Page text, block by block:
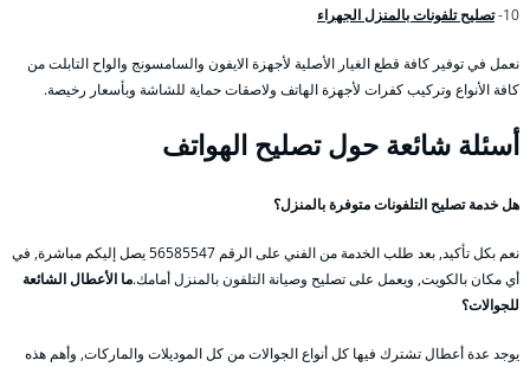
10- تصليح تلفونات بالمنزل الجهراء
نعمل في توفير كافة قطع الغيار الأصلية لأجهزة الايفون والسامسونج والواح التابلت من
كافة الأنواع وتركيب كفرات لأجهزة الهاتف ولاصقات حماية للشاشة وبأسعار رخيصة.
أسئلة شائعة حول تصليح الهواتف
هل خدمة تصليح التلفونات متوفرة بالمنزل؟
نعم بكل تأكيد, بعد طلب الخدمة من الفني على الرقم 56585547 يصل إليكم مباشرة, في
أي مكان بالكويت, ويعمل على تصليح وصيانة التلفون بالمنزل أمامك.ما الأعطال الشائعة
للجوالات؟
يوجد عدة أعطال تشترك فيها كل أنواع الجوالات من كل الموديلات والماركات, وأهم هذه